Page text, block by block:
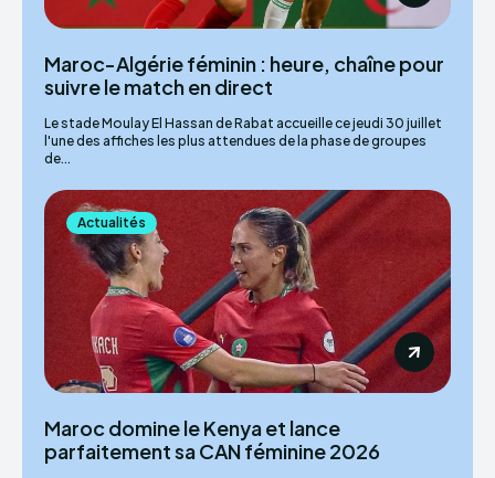
Maroc-Algérie féminin : heure, chaîne pour
suivre le match en direct
Le stade Moulay El Hassan de Rabat accueille ce jeudi 30 juillet
l'une des affiches les plus attendues de la phase de groupes
de...
Actualités
Maroc domine le Kenya et lance
parfaitement sa CAN féminine 2026